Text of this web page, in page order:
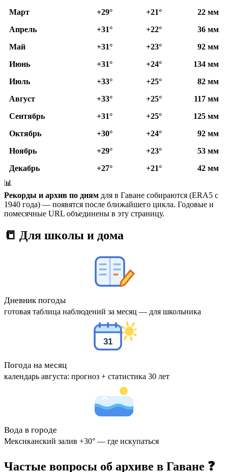
Март
+29° +21°
22 мм
Апрель
+31° +22°
36 мм
Май
+31° +23°
92 мм
Июнь
+31° +24°
134 мм
Июль
+33° +25°
82 мм
Август
+33° +25°
117 мм
Сентябрь
+31° +25°
125 мм
Октябрь
+30° +24°
92 мм
Ноябрь
+29° +23°
53 мм
Декабрь
+27° +21°
42 мм
📊
Рекорды и архив по дням для в Гаване собираются (ERA5 с
1940 года) — появятся после ближайшего цикла. Годовые и
помесячные URL объединены в эту страницу.
📒 Для школы и дома
Дневник погоды
готовая таблица наблюдений за месяц — для школьника
31
Погода на месяц
календарь августа: прогноз + статистика 30 лет
Вода в городе
Мексиканский залив +30° — где искупаться
Частые вопросы об архиве в Гаване ❓